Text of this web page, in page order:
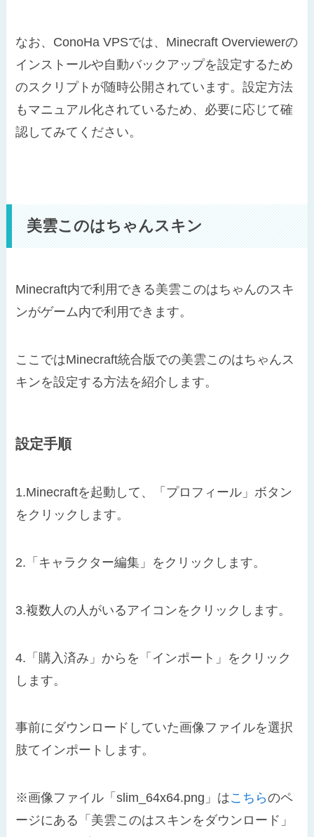
なお、ConoHa VPSでは、Minecraft Overviewerの
インストールや自動バックアップを設定するため
のスクリプトが随時公開されています。設定方法
もマニュアル化されているため、必要に応じて確
認してみてください。
美雲このはちゃんスキン
Minecraft内で利用できる美雲このはちゃんのスキ
ンがゲーム内で利用できます。
ここではMinecraft統合版での美雲このはちゃんス
キンを設定する方法を紹介します。
設定手順
1.Minecraftを起動して、「プロフィール」ボタン
をクリックします。
2.「キャラクター編集」をクリックします。
3.複数人の人がいるアイコンをクリックします。
4.「購入済み」からを「インポート」をクリック
します。
事前にダウンロードしていた画像ファイルを選択
肢てインポートします。
※画像ファイル「slim_64x64.png」はこちらのペ
ージにある「美雲このはスキンをダウンロード」